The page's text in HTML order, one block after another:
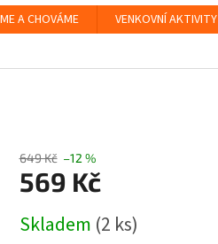
A CHOVÁME VENKOVNÍ AKTIVITY
649 Kč –12 %
569 Kč
cena:
Skladem (2 ks)